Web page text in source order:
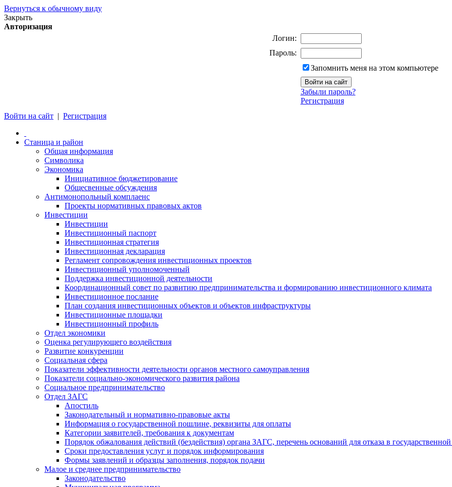
Вернуться к обычному виду
Закрыть
Авторизация
Логин:
Пароль:
Запомнить меня на этом компьютере
Забыли пароль?
Регистрация
Войти на сайт | Регистрация
Станица и район
Общая информация
Символика
Экономика
Инициативное бюджетирование
Общесвенные обсуждения
Антимонопольный комплаенс
Проекты нормативных правовых актов
Инвестиции
Инвестиции
Инвестиционный паспорт
Инвестиционная стратегия
Инвестиционная декларация
Регламент сопровождения инвестиционных проектов
Инвестиционный уполномоченный
Поддержка инвестиционной деятельности
Координационный совет по развитию предпринимательства и формированию инвестиционного климата
Инвестиционное послание
План создания инвестиционных объектов и объектов инфраструктуры
Инвестиционные площадки
Инвестиционный профиль
Отдел экономики
Оценка регулирующего воздействия
Развитие конкуренции
Социальная сфера
Показатели эффективности деятельности органов местного самоуправления
Показатели социально-экономического развития района
Социальное предпринимательство
Отдел ЗАГС
Апостиль
Законодательный и нормативно-правовые акты
Информация о государственной пошлине, реквизиты для оплаты
Категории заявителей, требования к документам
Порядок обжалования действий (бездействия) органа ЗАГС, перечень оснований для отказа в
Сроки предоставления услуг и порядок информирования
Формы заявлений и образцы заполнения, порядок подачи
Малое и среднее предпринимательство
Законодательство